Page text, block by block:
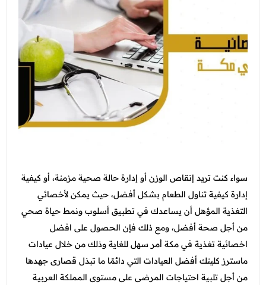
الطائف - شارع قريش
النساء والتوليد والتجميل النسائي
الطب العام و طب الطواري
الطب الاتصالي و الطب المنزلي
الاطفال
خدمات المختبر
الاشعة
عروض الجلدية والتجميل
عروض الفيلر و البوتكس
عروض الصيف المميزة
عروض البيكو واي
عروض الليزر
عروض العناية بالبشرة
عروض العناية بالشعر
عروض زوايا مكة
عروض النساء والتوليد والتجميل النسائي
عروض الطب العام
عرض الكل
فحوصات العمالة الوافدة
باقات متابعة ابر التنحيف
عروض جراحات التجميل
اتصل بنا
المدونة
سواء كنت تريد إنقاص الوزن أو إدارة حالة صحية مزمنة، أو كيفية
إدارة كيفية تناول الطعام بشكل أفضل، حيث يمكن لأخصائي
التغذية المؤهل أن يساعدك في تطبيق أسلوب ونمط حياة صحي
من أجل صحة أفضل، ومع ذلك فإن الحصول علىافضل
اخصائية تغذية في مكة أمر سهل للغاية وذلك من خلال عيادات
ماسترز كلينك أفضل العيادات التي دائمًا ما تبذل قصارى جهدها
من أجل تلبية احتياجات المرضى على مستوى المملكة العربية